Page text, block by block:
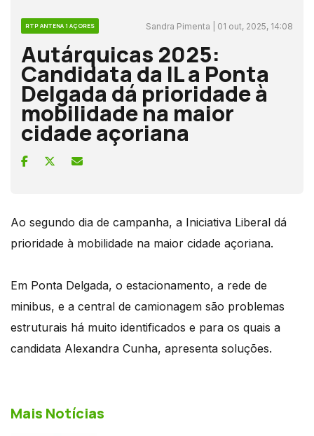
RTP ANTENA 1 AÇORES Sandra Pimenta | 01 out, 2025, 14:08
Autárquicas 2025:
Candidata da IL a Ponta
Delgada dá prioridade à
mobilidade na maior
cidade açoriana
Ao segundo dia de campanha, a Iniciativa Liberal dá
prioridade à mobilidade na maior cidade açoriana.
Em Ponta Delgada, o estacionamento, a rede de
minibus, e a central de camionagem são problemas
estruturais há muito identificados e para os quais a
candidata Alexandra Cunha, apresenta soluções.
Mais Notícias